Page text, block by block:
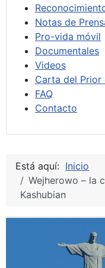
Notas de
Pro-vida móvil
Documentales
Videos
Carta del Prior
FAQ
Contacto
Está aquí: Inicio
Wejherowo – la
Kashubian